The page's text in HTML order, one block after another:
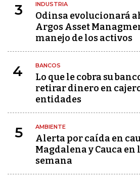
3 INDUSTRIA
Odinsa evolucionará
Argos Asset
manejo de los activos
4 BANCOS
Lo que le cobra su
retirar dinero en
entidades
5 AMBIENTE
Alerta por caída en
Magdalena y Cauca
semana